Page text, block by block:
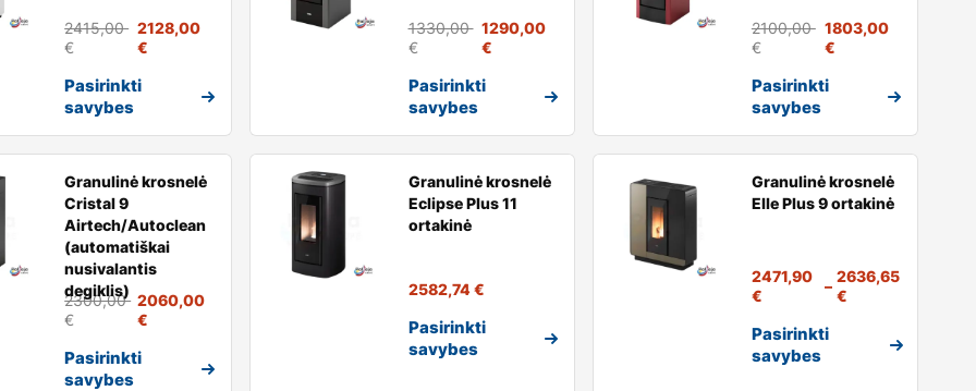
2415,00
€
2128,00
€
Pasirinkti
savybes
1330,00
€
1290,00
€
Pasirinkti
savybes
2100,00
€
1803,00
€
Pasirinkti
savybes
Granulinė krosnelė
Cristal 9
Airtech/Autoclean
(automatiškai
nusivalantis
degiklis)
2300,00
€
2060,00
€
Pasirinkti
savybes
Granulinė krosnelė
Eclipse Plus 11
ortakinė
2582,74€
Pasirinkti
savybes
Granulinė krosnelė
Elle Plus 9 ortakinė
2471,90
€
–
2636,65
€
Pasirinkti
savybes